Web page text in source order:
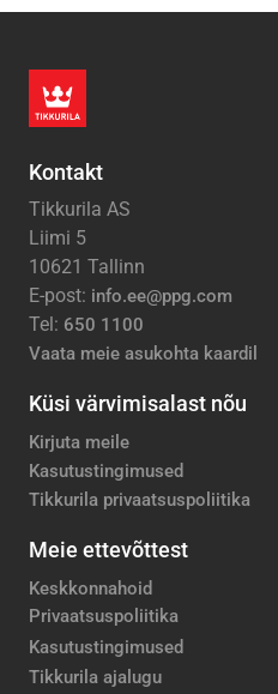
Kontakt
Tikkurila AS
Liimi 5
10621 Tallinn
E-post: info.ee@ppg.com
Tel: 650 1100
Vaata meie asukohta kaardil
Küsi värvimisalast nõu
Kirjuta meile
Kasutustingimused
Tikkurila privaatsuspoliitika
Meie ettevõttest
Keskkonnahoid
Privaatsuspoliitika
Kasutustingimused
Tikkurila ajalugu